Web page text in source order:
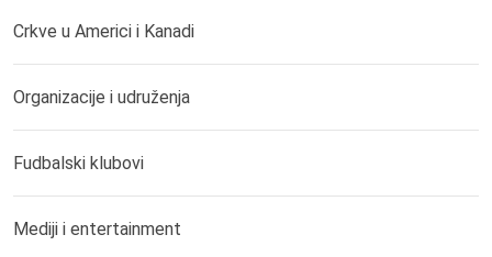
Crkve u Americi i Kanadi
Organizacije i udruženja
Fudbalski klubovi
Mediji i entertainment